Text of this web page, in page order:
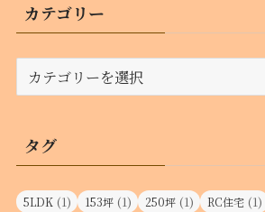
ブ
カテゴリー
テ
ー
タグ
5LDK (1) 153坪 (1) 250坪 (1) RC住宅 (1)